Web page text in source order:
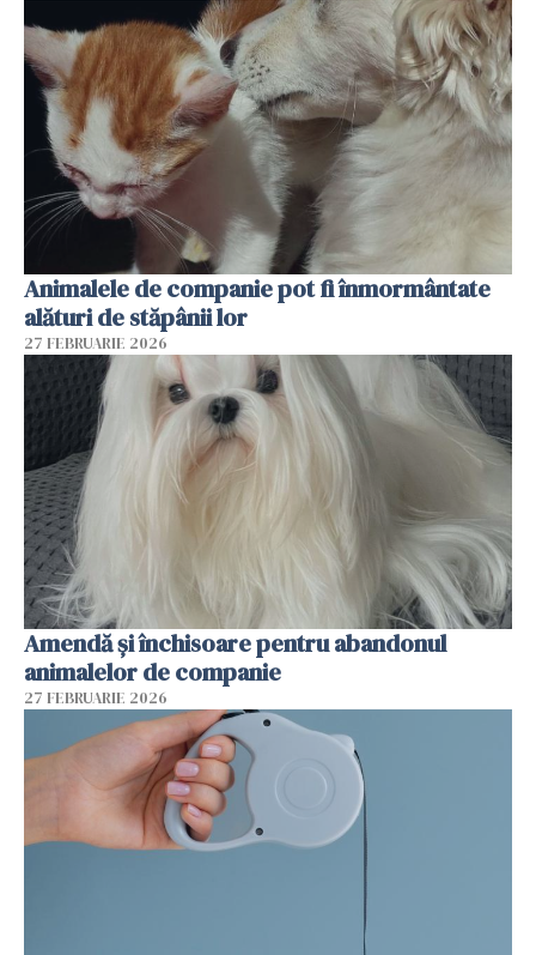
Animalele de companie pot fi înmormântate
alături de stăpânii lor
27 FEBRUARIE 2026
Amendă și închisoare pentru abandonul
animalelor de companie
27 FEBRUARIE 2026